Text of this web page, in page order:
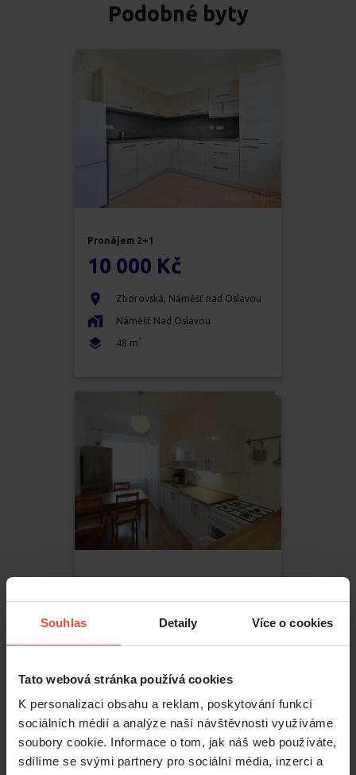
Souhlas Detaily Více o cookies
Tato webová stránka používá cookies
K personalizaci obsahu a reklam, poskytování funkcí
sociálních médií a analýze naší návštěvnosti využíváme
soubory cookie. Informace o tom, jak náš web používáte,
sdílíme se svými partnery pro sociální média, inzerci a
Podobné byty
Pronájem 2+1
10 000 Kč
Zborovská, Náměšť nad Oslavou
Náměšť Nad Oslavou
48 m 2
23 100 Kč
64m